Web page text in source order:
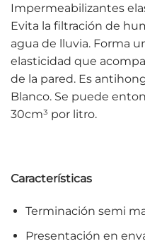
Impermeabilizantes
Evita la filtración de
agua de lluvia. Forma
elasticidad que
de la pared. Es
Blanco. Se puede
30cm³ por litro.
Características
Terminación semi
Presentación en